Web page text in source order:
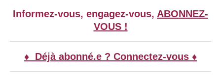
Informez-vous, engagez-vous, ABONNEZ-
VOUS !
♦ Déjà abonné.e ? Connectez-vous ♦